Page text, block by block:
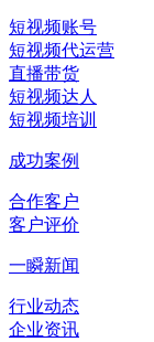
短视频账号
短视频代运营
直播带货
短视频达人
短视频培训
成功案例
合作客户
客户评价
一瞬新闻
行业动态
企业资讯